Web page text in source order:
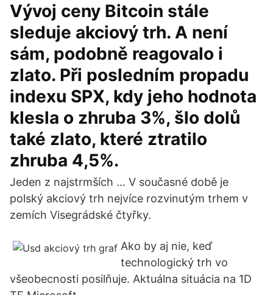
Vývoj ceny Bitcoin stále
sleduje akciový trh. A není
sám, podobně reagovalo i
zlato. Při posledním propadu
indexu SPX, kdy jeho hodnota
klesla o zhruba 3%, šlo dolů
také zlato, které ztratilo
zhruba 4,5%.
Jeden z najstrmších … V současné době je
polský akciový trh nejvíce rozvinutým trhem v
zemích Visegrádské čtyřky.
Ako by aj nie, keď
technologický trh vo
všeobecnosti posilňuje. Aktuálna situácia na 1D